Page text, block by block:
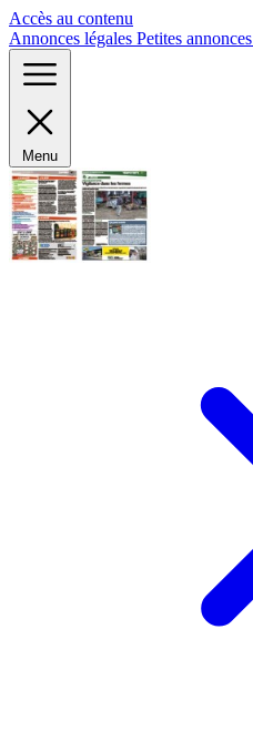
Accès au contenu
Annonces légales Petites annonces
Menu
Panneau de gestion des cookies